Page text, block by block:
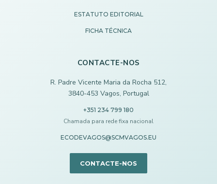
ESTATUTO EDITORIAL
FICHA TÉCNICA
CONTACTE-NOS
R. Padre Vicente Maria da Rocha 512,
3840-453 Vagos, Portugal
+351 234 799 180
Chamada para rede fixa nacional
ECODEVAGOS@SCMVAGOS.EU
CONTACTE-NOS